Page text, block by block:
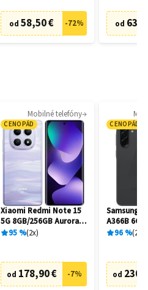
od 58,50 € -72% od
Mobilné telefóny
CENOPÁD
Xiaomi Redmi Note 15
5G 8GB/256GB Aurora
Purple
95% 2x
od 178,90 € -7%
CENOPÁD
Samsung
A366B
Awesome
96% 20
od